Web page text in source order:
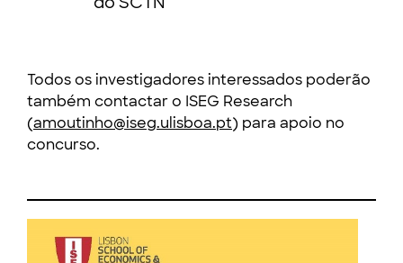
Todos os investigadores interessados poderão
também contactar o ISEG Research
(amoutinho@iseg.ulisboa.pt) para apoio no
concurso.